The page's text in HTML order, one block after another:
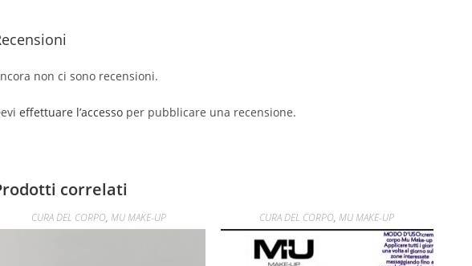
non ci sono recensioni.
effettuare l’accesso per pubblicare una recensione.
correlati
CURA DEL CORPO,MU MAKE-UP CURA DEL CORPO,MU MAKE-UP